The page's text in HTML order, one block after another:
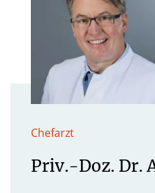
Chefarzt
Priv.-Doz. Dr.